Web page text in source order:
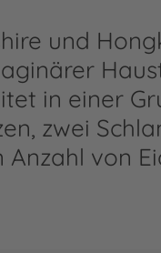
und
in einer
zwei
von